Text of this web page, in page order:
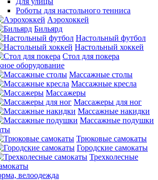
Роботы для настольного тенниса
Аэрохоккей
Бильярд
Настольный футбол
Настольный хоккей
Стол для покера
оборудование
Массажные столы
Массажные кресла
Массажеры
Массажеры для ног
Массажные накидки
Массажные подушки
Трюковые самокаты
Городские самокаты
Трехколесные
велоодежда